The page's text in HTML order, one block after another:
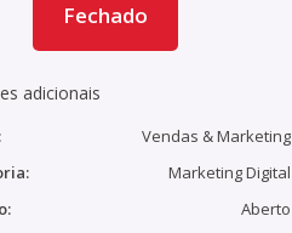
Fechado
adicionais
Vendas & Marketing
Marketing Digital
Aberto